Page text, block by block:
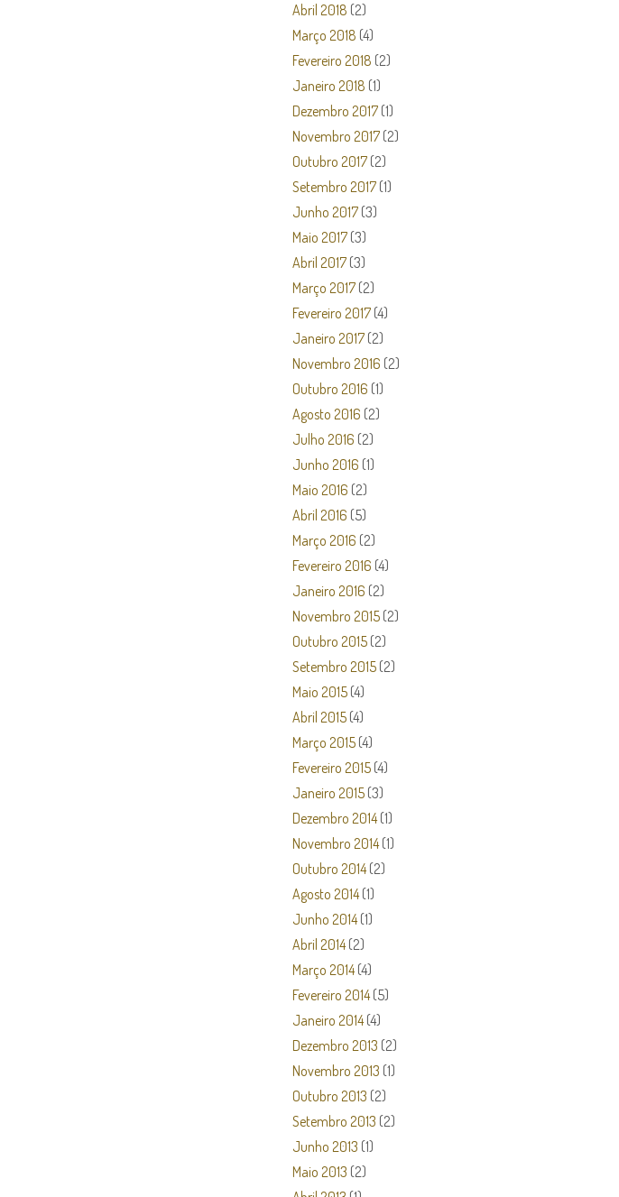
Abril 2018 (2)
Março 2018 (4)
Fevereiro 2018 (2)
Janeiro 2018 (1)
Dezembro 2017 (1)
Novembro 2017 (2)
Outubro 2017 (2)
Setembro 2017 (1)
Junho 2017 (3)
Maio 2017 (3)
Abril 2017 (3)
Março 2017 (2)
Fevereiro 2017 (4)
Janeiro 2017 (2)
Novembro 2016 (2)
Outubro 2016 (1)
Agosto 2016 (2)
Julho 2016 (2)
Junho 2016 (1)
Maio 2016 (2)
Abril 2016 (5)
Março 2016 (2)
Fevereiro 2016 (4)
Janeiro 2016 (2)
Novembro 2015 (2)
Outubro 2015 (2)
Setembro 2015 (2)
Maio 2015 (4)
Abril 2015 (4)
Março 2015 (4)
Fevereiro 2015 (4)
Janeiro 2015 (3)
Dezembro 2014(1)
Novembro 2014(1)
Outubro 2014(2)
Agosto 2014(1)
Junho 2014(1)
Abril 2014(2)
Março 2014(4)
Fevereiro 2014(5)
Janeiro 2014(4)
Dezembro 2013 (2)
Novembro 2013 (1)
Outubro 2013 (2)
Setembro 2013 (2)
Junho 2013 (1)
Maio 2013 (2)